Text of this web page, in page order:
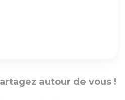
autour de vous !